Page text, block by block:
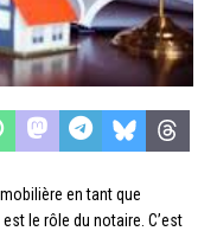
en tant que
le rôle du notaire. C’est